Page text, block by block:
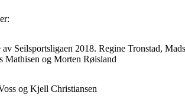
Seilsportsligaen 2018. Regine Tronstad, Mads
Mathisen og Morten Røisland
og Kjell Christiansen